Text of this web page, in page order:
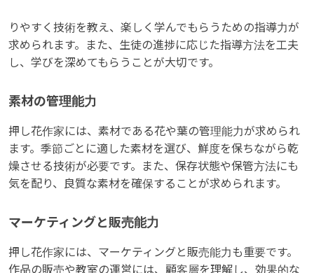
りやすく技術を教え、楽しく学んでもらうための指導力が
求められます。また、生徒の進捗に応じた指導方法を工夫
し、学びを深めてもらうことが大切です。
素材の管理能力
押し花作家には、素材である花や葉の管理能力が求められ
ます。季節ごとに適した素材を選び、鮮度を保ちながら乾
燥させる技術が必要です。また、保存状態や保管方法にも
気を配り、良質な素材を確保することが求められます。
マーケティングと販売能力
押し花作家には、マーケティングと販売能力も重要です。
作品の販売や教室の運営には、顧客層を理解し、効果的な